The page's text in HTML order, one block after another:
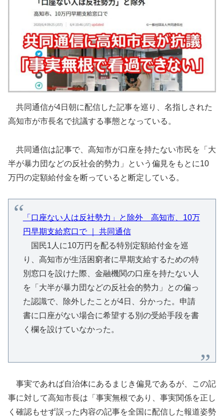
共同通信が4日朝に配信した記事を巡り、名指しされた
高知市が市長名で抗議する事態となっている。
共同通信は記事で、高知市が口座を持たない市民を「大
半が暴力団などの反社会的勢力」という偏見をもとに10
万円の定額給付金を断っていると断定している。
「口座ない人は反社勢力」と除外 高知市、10万
円早期支給窓口で ｜ 共同通信
国民1人に10万円を配る特別定額給付金を巡
り、高知市が生活困窮者に早期支給するための特
別窓口を設けた際、金融機関の口座を持たない人
を「大半が暴力団などの反社会的勢力」との偏っ
た認識で、除外したことが4日、分かった。申請
書に口座がない場合に希望する別の受給手段を書
く欄を設けていなかった。
事実であれば自治体にあるまじき偏見であるが、この記
事に対して高知市長は「事実無根であり、事実関係を正し
く確認もせず誤った内容の記事を全国に配信した報道姿勢